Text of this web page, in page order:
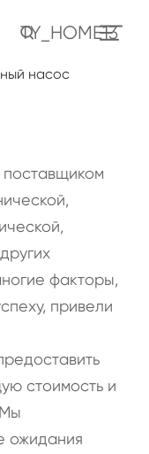
TY_HOME13
факторы,
привели
стоимость и
ожидания